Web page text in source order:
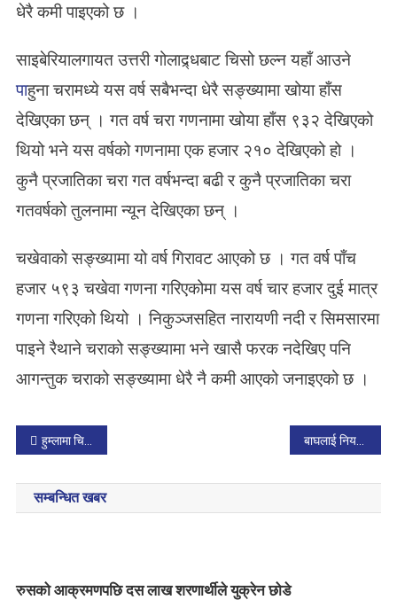
धेरै कमी पाइएको छ ।
साइबेरियालगायत उत्तरी गोलाद्र्धबाट चिसो छल्न यहाँ आउने
पाहुना चरामध्ये यस वर्ष सबैभन्दा धेरै सङ्ख्यामा खोया हाँस
देखिएका छन् । गत वर्ष चरा गणनामा खोया हाँस ९३२ देखिएको
थियो भने यस वर्षको गणनामा एक हजार २१० देखिएको हो ।
कुनै प्रजातिका चरा गत वर्षभन्दा बढी र कुनै प्रजातिका चरा
गतवर्षको तुलनामा न्यून देखिएका छन् ।
चखेवाको सङ्ख्यामा यो वर्ष गिरावट आएको छ । गत वर्ष पाँच
हजार ५९३ चखेवा गणना गरिएकोमा यस वर्ष चार हजार दुई मात्र
गणना गरिएको थियो । निकुञ्जसहित नारायणी नदी र सिमसारमा
पाइने रैथाने चराको सङ्ख्यामा भने खासै फरक नदेखिए पनि
आगन्तुक चराको सङ्ख्यामा धेरै नै कमी आएको जनाइएको छ ।
P
o
s
n
हुम्लामा चिसोले खानेपानीका धारा तथा खोलाका पानी समेत जमे
सम्बन्धित खबर
रुसको आक्रमणपछि दस लाख शरणार्थीले युक्रेन छोडे